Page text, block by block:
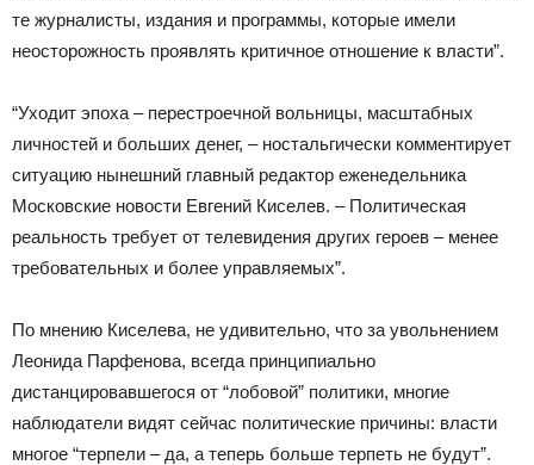
те журналисты, издания и программы, которые имели
неосторожность проявлять критичное отношение к власти”.
“Уходит эпоха – перестроечной вольницы, масштабных
личностей и больших денег, – ностальгически комментирует
ситуацию нынешний главный редактор еженедельника
Московские новости Евгений Киселев. – Политическая
реальность требует от телевидения других героев – менее
требовательных и более управляемых”.
По мнению Киселева, не удивительно, что за увольнением
Леонида Парфенова, всегда принципиально
дистанцировавшегося от “лобовой” политики, многие
наблюдатели видят сейчас политические причины: власти
многое “терпели – да, а теперь больше терпеть не будут”.